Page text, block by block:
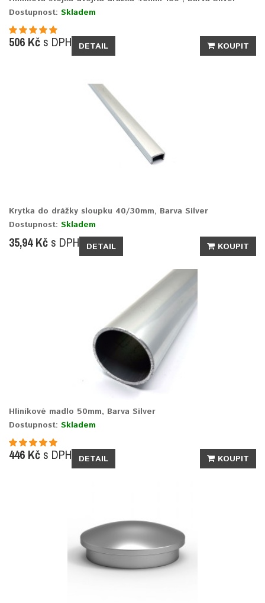
Dostupnost: Skladem
506 Kč s DPH DETAIL KOUPIT
Krytka do drážky sloupku 40/30mm, Barva Silver
Dostupnost: Skladem
35,94 Kč s DPH DETAIL KOUPIT
Hliníkové madlo 50mm, Barva Silver
Dostupnost: Skladem
446 Kč s DPH DETAIL KOUPIT